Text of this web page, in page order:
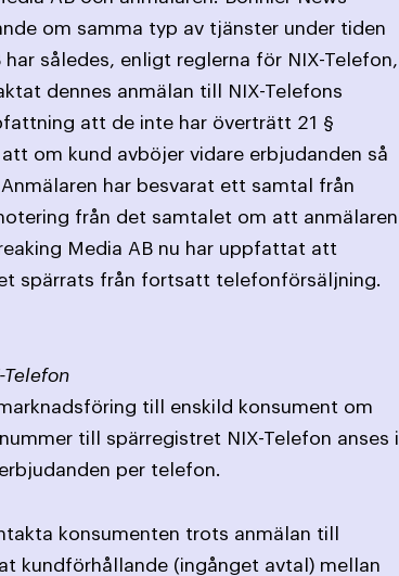
om samma typ av tjänster under tiden
således, enligt reglerna för NIX-Telefon,
dennes anmälan till NIX-Telefons
att de inte har överträtt 21 §
om kund avböjer vidare erbjudanden så
har besvarat ett samtal från
från det samtalet om att anmälaren
Media AB nu har uppfattat att
spärrats från fortsatt telefonförsäljning.
till enskild konsument om
till spärregistret NIX-Telefon anses i
per telefon.
konsumenten trots anmälan till
kundförhållande (ingånget avtal) mellan